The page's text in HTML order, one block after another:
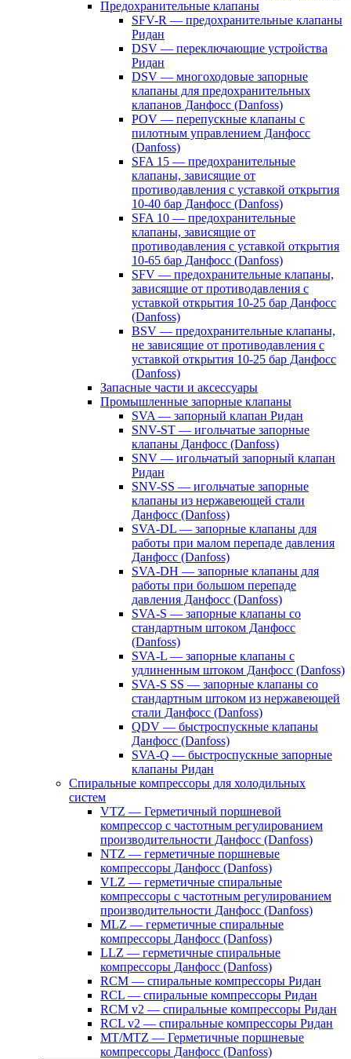
Предохранительные клапаны
SFV-R — предохранительные клапаны
Ридан
DSV — переключающие устройства
Ридан
DSV — многоходовые запорные
клапаны для предохранительных
клапанов Данфосс (Danfoss)
POV — перепускные клапаны с
пилотным управлением Данфосс
(Danfoss)
SFA 15 — предохранительные
клапаны, зависящие от
противодавления с уставкой открытия
10-40 бар Данфосс (Danfoss)
SFA 10 — предохранительные
клапаны, зависящие от
противодавления с уставкой открытия
10-65 бар Данфосс (Danfoss)
SFV — предохранительные клапаны,
зависящие от противодавления с
уставкой открытия 10-25 бар Данфосс
(Danfoss)
BSV — предохранительные клапаны,
не зависящие от противодавления с
уставкой открытия 10-25 бар Данфосс
(Danfoss)
Запасные части и аксессуары
Промышленные запорные клапаны
SVA — запорный клапан Ридан
SNV-ST — игольчатые запорные
клапаны Данфосс (Danfoss)
SNV — игольчатый запорный клапан
Ридан
SNV-SS — игольчатые запорные
клапаны из нержавеющей стали
Данфосс (Danfoss)
SVA-DL — запорные клапаны для
работы при малом перепаде давления
Данфосс (Danfoss)
SVA-DH — запорные клапаны для
работы при большом перепаде
давления Данфосс (Danfoss)
SVA-S — запорные клапаны со
стандартным штоком Данфосс
(Danfoss)
SVA-L — запорные клапаны с
удлиненным штоком Данфосс (Danfoss)
SVA-S SS — запорные клапаны со
стандартным штоком из нержавеющей
стали Данфосс (Danfoss)
QDV — быстроспускные клапаны
Данфосс (Danfoss)
SVA-Q — быстроспускные запорные
клапаны Ридан
Спиральные компрессоры для холодильных
систем
VTZ — Герметичный поршневой
компрессор с частотным регулированием
производительности Данфосс (Danfoss)
NTZ — герметичные поршневые
компрессоры Данфосс (Danfoss)
VLZ — герметичные спиральные
компрессоры с частотным регулированием
производительности Данфосс (Danfoss)
MLZ — герметичные спиральные
компрессоры Данфосс (Danfoss)
LLZ — герметичные спиральные
компрессоры Данфосс (Danfoss)
RCM — спиральные компрессоры Ридан
RCL — спиральные компрессоры Ридан
RCM v2 — спиральные компрессоры Ридан
RCL v2 — спиральные компрессоры Ридан
MT/MTZ — Герметичные поршневые
компрессоры Данфосс (Danfoss)